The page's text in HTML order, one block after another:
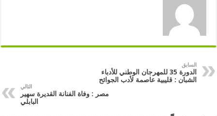
السابق
الدورة 35 للمهرجان الوطني للأدباء
الشبان : قليبية عاصمة لأدب الجوائح
التالي
مصر : وفاة الفنانة القديرة سهير
البابلي